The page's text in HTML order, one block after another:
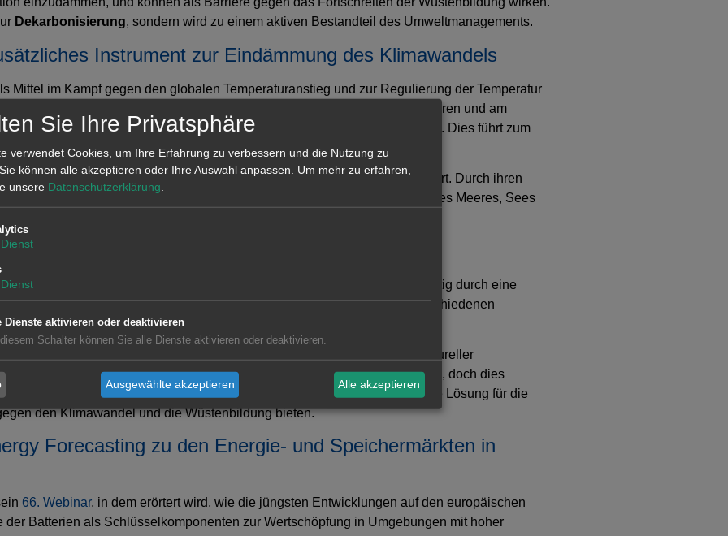
Dekarbonisierung, sondern wird zu einem aktiven Bestandteil des Umweltmanagements.
Instrument zur Eindämmung des Klimawandels
Mittel im Kampf gegen den globalen Temperaturanstieg und zur Regulierung der Temperatur
besteht, sind es die Ozeane, die den größten Teil der Strahlung absorbieren und am
das durch die Auswirkungen von Nanoplastik noch verschärft wird). Dies führt zum
bei den Korallenriffen der Fall ist.
was wiederum die Effizienz der Anlage selbst verbessert. Durch ihren
Algenwachstum, die Verdunstung und die Temperatur des Ökosystems des Meeres, Sees
durch die zunehmende Verbreitung
und gleichzeitig durch eine
gekennzeichnet ist. Die mangelnde Abstimmung zwischen den verschiedenen
dem Energie nicht nur Emissionen senkt, sondern auch zur Lösung struktureller
die Notwendigkeit und die Technologie, um dieses Modell zu übernehmen, doch dies
und eine intelligente Projektplanung. Die Photovoltaik kann nicht nur die Lösung für die
den Klimawandel und die Wüstenbildung bieten.
Forecasting zu den Energie- und Speichermärkten in
66. Webinar, in dem erörtert wird, wie die jüngsten Entwicklungen auf den europäischen
Batterien als Schlüsselkomponenten zur Wertschöpfung in Umgebungen mit hoher
Sie Ihre Privatsphäre
verwendet Cookies, um Ihre Erfahrung zu verbessern und die Nutzung zu
können alle akzeptieren oder Ihre Auswahl anpassen.
Um mehr zu erfahren,
unsere Datenschutzerklärung
Dienst
Dienst
Dienste aktivieren oder deaktivieren
Schalter können Sie alle Dienste aktivieren oder deaktivieren.
Ausgewählte akzeptieren Alle akzeptieren